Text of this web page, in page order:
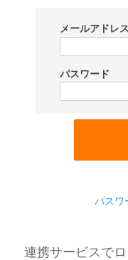
メールアドレス
パスワード
パスワ
連携サービスで